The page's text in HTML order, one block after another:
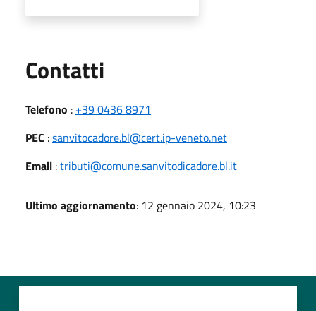
Contatti
Telefono : +39 0436 8971
PEC :sanvitocadore.bl@cert.ip-veneto.net
Email :tributi@comune.sanvitodicadore.bl.it
Ultimo aggiornamento: 12 gennaio 2024, 10:23